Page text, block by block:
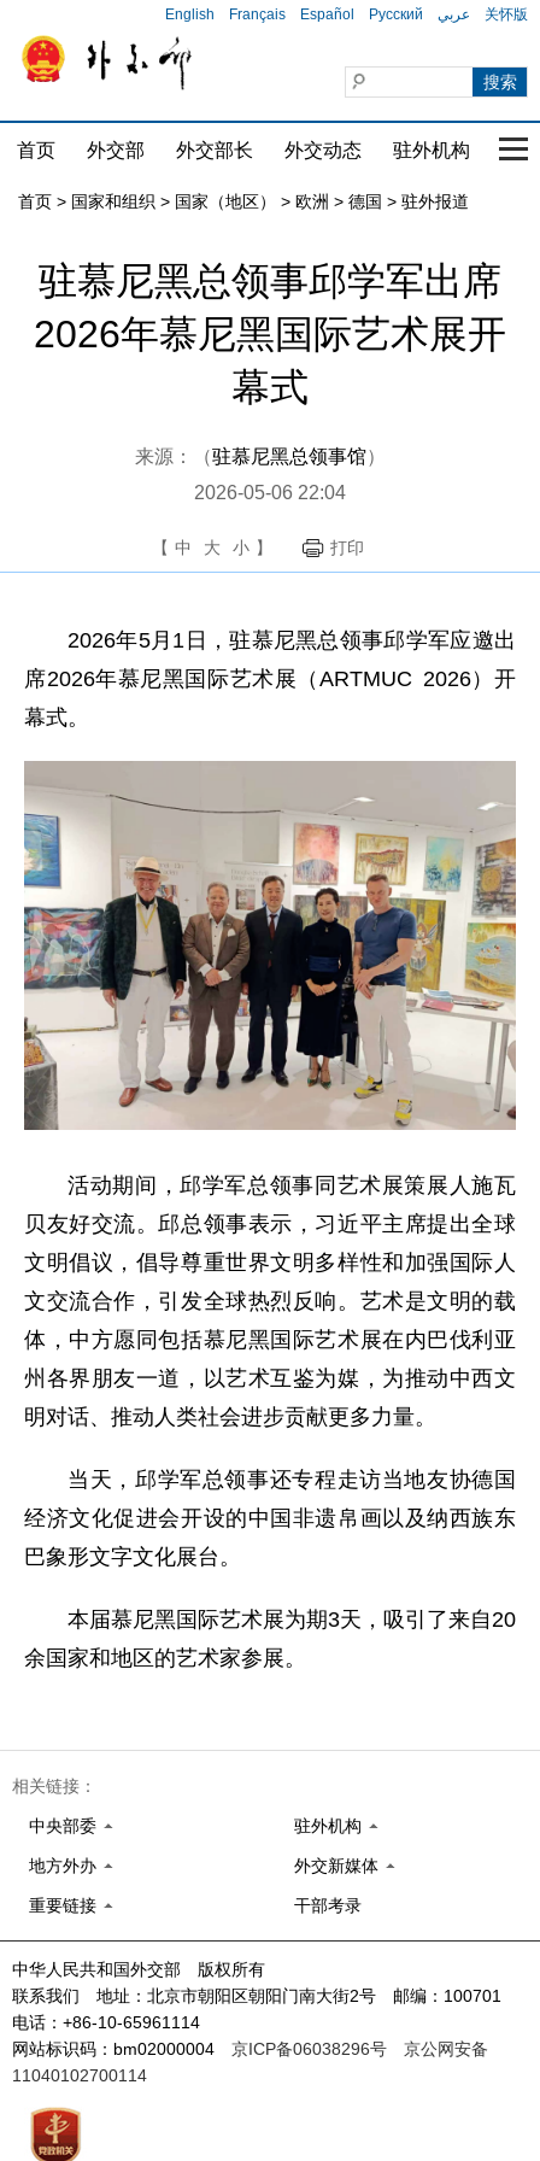
English Français Español Русский عربي 关怀版
首页 外交部 外交部长 外交动态 驻外机构 国
首页 > 国家和组织 > 国家（地区） > 欧洲 > 德国 > 驻外报道
驻慕尼黑总领事邱学军出席
2026年慕尼黑国际艺术展开
幕式
来源：（驻慕尼黑总领事馆）
2026-05-06 22:04
【 中 大 小 】 打印
2026年5月1日，驻慕尼黑总领事邱学军应邀出
席2026年慕尼黑国际艺术展（ARTMUC 2026）开
幕式。
活动期间，邱学军总领事 同艺术展策展人施瓦
贝友好交流。邱总领事表示，习近平主席提出全球
文明倡议，倡导尊重世界文明多样性和加强国际人
文交流合作，引发全球热烈反响。艺术是文明的载
体，中方愿同包括慕尼黑国际艺术展在内巴伐利亚
州各界朋友一道，以艺术互鉴为媒，为推动中西文
明对话、推动人类社会进步贡献更多力量。
当天，邱学军总领事还专程走访当地友协德国
经济文化促进会开设的中国非遗帛画以及纳西族东
巴象形文字文化展台。
本届慕尼黑国际艺术展为期3天，吸引了来自20
余国家和地区的艺术家参展。
相关链接：
中央部委 驻外机构
地方外办 外交新媒体
重要链接 干部考录
中华人民共和国外交部 版权所有
联系我们 地址：北京市朝阳区朝阳门南大街2号 邮编：100701
电话：+86-10-65961114
网站标识码：bm02000004 京ICP备06038296号
京公网安备
11040102700114